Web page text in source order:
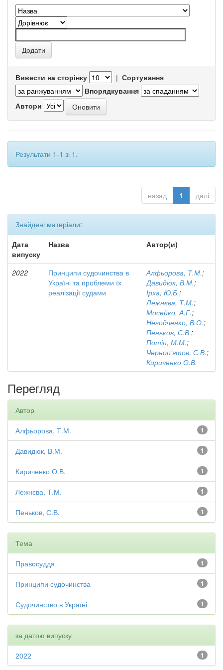
Вивести на сторінку | Сортування
Впорядкування
Автори
Результати 1-1 зі 1.
назад 1 далі
Знайдені матеріали:
Дата
випуску
Назва Автор(и)
2022
Принципи судочинства в
Україні та проблеми їх
реалізації судами
Алфьорова, Т.М.;
Давидюк, В.М.;
Ірха, Ю.Б.;
Лежнєва, Т.М.;
Мосейко, А.Г.;
Негодченко, В.О.;
Пеньков, С.В.;
Потіп, М.М.;
Черноп'ятов, С.В.;
Кириченко О.В.
Перегляд
Автор
1
Алфьорова, Т.М.
1
Давидюк, В.М.
1
Кириченко О.В.
1
Лежнєва, Т.М.
1
Пеньков, С.В.
Тема
1
Правосуддя
1
Принципи судочинства
1
Судочинство в Україні
за датою випуску
1
2022